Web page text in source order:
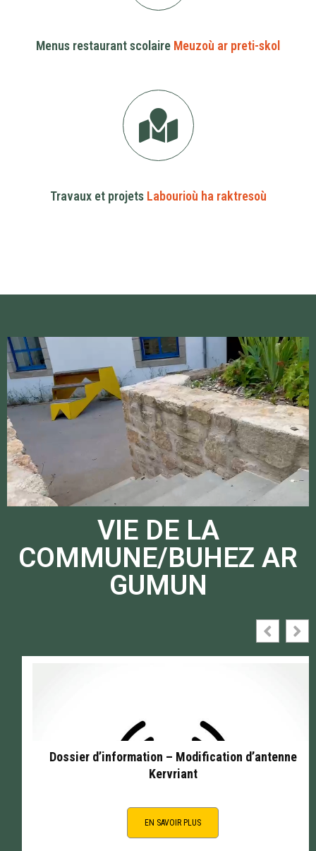
Menus restaurant scolaire Meuzoù ar preti-skol
Travaux et projets Labourioù ha raktresoù
VIE DE LA
COMMUNE/BUHEZ AR
GUMUN
Dossier d’information – Modification d’antenne
Kervriant
EN SAVOIR PLUS